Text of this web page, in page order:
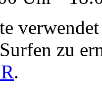
Surfen zu
.